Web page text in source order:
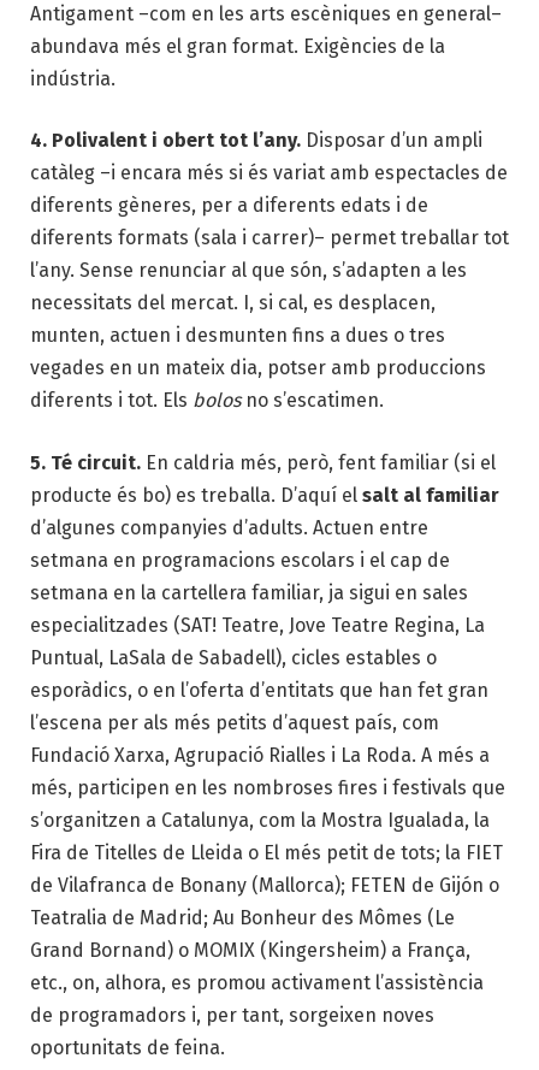
Antigament –com en les arts escèniques en general–
abundava més el gran format. Exigències de la
indústria.
4. Polivalent i obert tot l’any. Disposar d’un ampli
catàleg –i encara més si és variat amb espectacles de
diferents gèneres, per a diferents edats i de
diferents formats (sala i carrer)– permet treballar tot
l’any. Sense renunciar al que són, s’adapten a les
necessitats del mercat. I, si cal, es desplacen,
munten, actuen i desmunten fins a dues o tres
vegades en un mateix dia, potser amb produccions
diferents i tot. Els bolosno s’escatimen.
5. Té circuit. En caldria més, però, fent familiar (si el
producte és bo) es treballa. D’aquí el salt al familiar
d’algunes companyies d’adults. Actuen entre
setmana en programacions escolars i el cap de
setmana en la cartellera familiar, ja sigui en sales
especialitzades (SAT! Teatre, Jove Teatre Regina, La
Puntual, LaSala de Sabadell), cicles estables o
esporàdics, o en l’oferta d’entitats que han fet gran
l’escena per als més petits d’aquest país, com
Fundació Xarxa, Agrupació Rialles i La Roda. A més a
més, participen en les nombroses fires i festivals que
s’organitzen a Catalunya, com la Mostra Igualada, la
Fira de Titelles de Lleida o El més petit de tots; la FIET
de Vilafranca de Bonany (Mallorca); FETEN de Gijón o
Teatralia de Madrid; Au Bonheur des Mômes (Le
Grand Bornand) o MOMIX (Kingersheim) a França,
etc., on, alhora, es promou activament l’assistència
de programadors i, per tant, sorgeixen noves
oportunitats de feina.